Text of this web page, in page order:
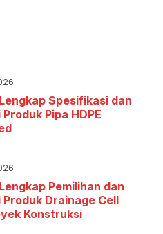
Spesifikasi dan
Pipa HDPE
Pemilihan dan
Produk Drainage Cell
Konstruksi